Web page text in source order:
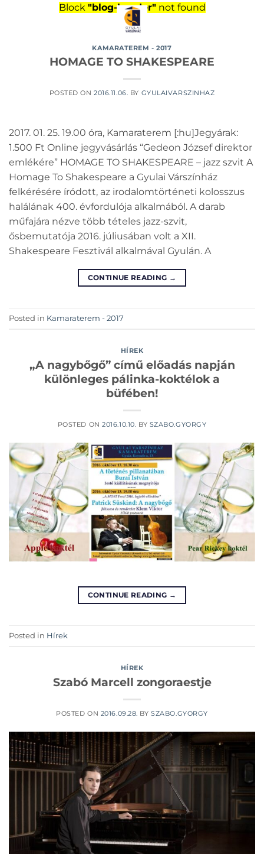
Block "blog-header"not found
KAMARATEREM - 2017
HOMAGE TO SHAKESPEARE
POSTED ON2016.11.06. BY GYULAIVARSZINHAZ
2017. 01. 25. 19.00 óra, Kamaraterem [:hu]Jegyárak:
1.500 Ft Online jegyvásárlás “Gedeon József direktor
emlékére” HOMAGE TO SHAKESPEARE – jazz szvit A
Homage To Shakespeare a Gyulai Várszínház
felkérésére íródott, az irodalomtörténeti kolosszus
halálának 400. évfordulója alkalmából. A darab
műfajára nézve több tételes jazz-szvit,
ősbemutatója 2016. júliusában volt a XII.
Shakespeare Fesztivál alkalmával Gyulán. A
CONTINUE READING →
Posted in Kamaraterem - 2017
HÍREK
„A nagybőgő” című előadás napján
különleges pálinka-koktélok a
büfében!
POSTED ON2016.10.10. BY SZABO.GYORGY
CONTINUE READING →
Posted in Hírek
HÍREK
Szabó Marcell zongoraestje
POSTED ON 2016.09.28. BYSZABO.GYORGY